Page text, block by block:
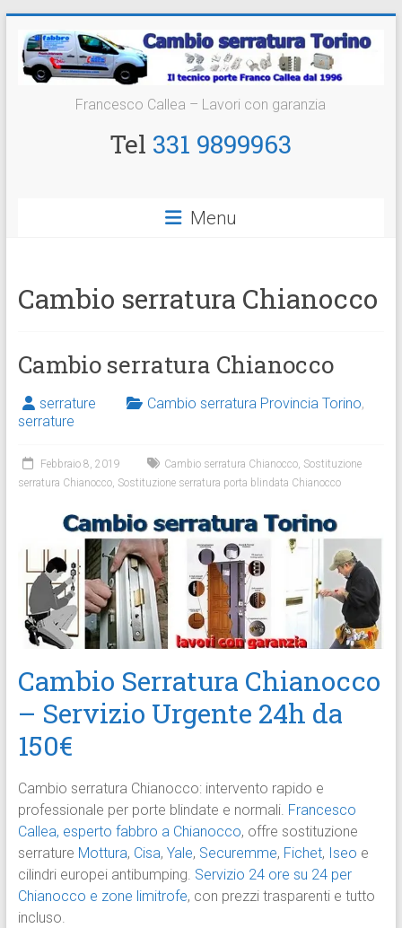
contenuto
Cambio
Serratura
Francesco Callea – Lavori con garanzia
Tel 331 9899963
Menu
Cambio serratura Chianocco
Cambio serratura Chianocco
serrature Cambio serratura Provincia Torino,
serrature
Febbraio 8, 2019 Cambio serratura Chianocco, Sostituzione
serratura Chianocco, Sostituzione serratura porta blindata Chianocco
Cambio Serratura Chianocco
– Servizio Urgente 24h da
150€
Cambio serratura Chianocco: intervento rapido e
professionale per porte blindate e normali. Francesco
Callea, esperto fabbro a Chianocco, offre sostituzione
serrature Mottura, Cisa, Yale, Securemme, Fichet, Iseo e
cilindri europei antibumping. Servizio 24 ore su 24 per
Chianocco e zone limitrofe, con prezzi trasparenti e tutto
incluso.